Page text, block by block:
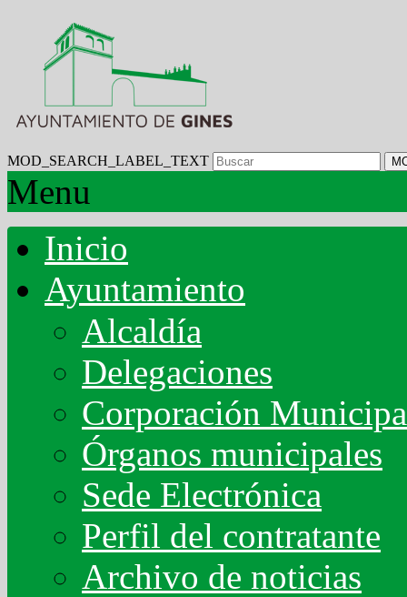
MOD_SEARCH_LABEL_TEXT
Menu
Inicio
Ayuntamiento
Alcaldía
Delegaciones
Corporación
Órganos municipales
Sede Electrónica
Perfil del contratante
Archivo de noticias